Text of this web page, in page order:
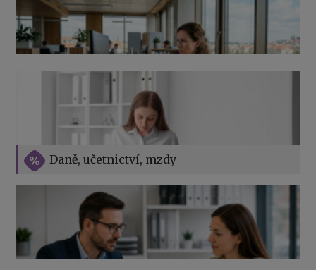
Daně, učetnictví, mzdy
Vše o překážkách v práci na straně zaměstnavatele
Přehledy pro OSSZ a zdravotní pojišťovny – jak na ně
v roce 2026